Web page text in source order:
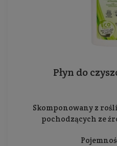
Płyn do
Skomponowany z
pochodzących ze